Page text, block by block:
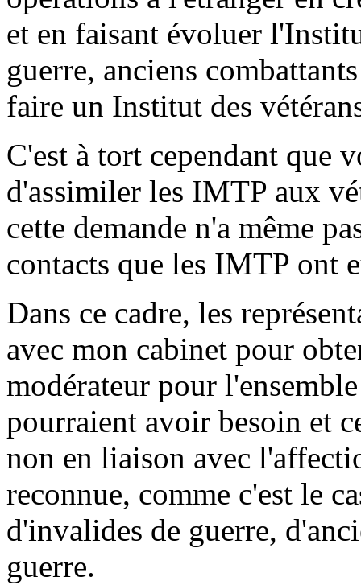
et en faisant évoluer
guerre, anciens
faire un Institut des
C'est à tort cependant que
d'assimiler les IMTP aux
cette demande n'a même
contacts que les IMTP ont
Dans ce cadre, les
avec mon cabinet pour
modérateur pour
pourraient avoir besoin et
non en liaison avec
reconnue, comme c'est le
d'invalides de guerre,
guerre.